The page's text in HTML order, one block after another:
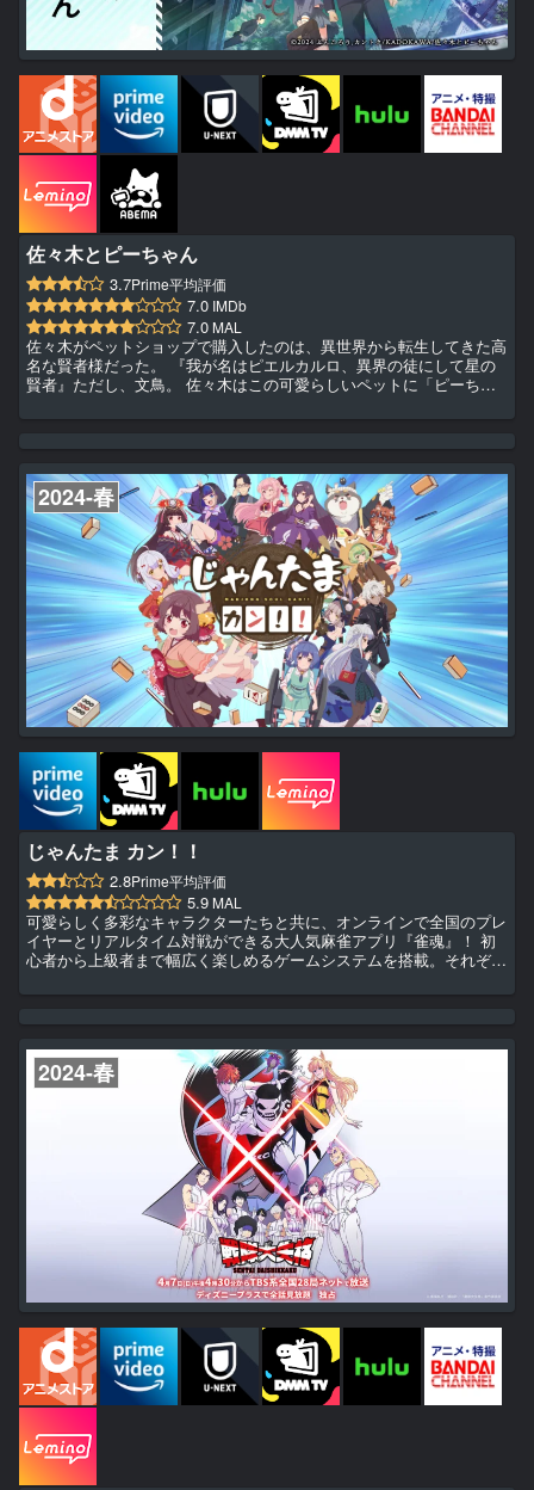
佐々木とピーちゃん
3.7Prime平均評価
7.0 IMDb
7.0 MAL
佐々木がペットショップで購入したのは、異世界から転生してきた高
名な賢者様だった。 『我が名はピエルカルロ、異界の徒にして星の
賢者』ただし、文鳥。 佐々木はこの可愛らしいペットに「ピーちゃ
のは、異世界に渡る機会と魔法の力。 会社から帰宅したのなら、二
だり、ピーちゃんから魔法の訓練と受けたり、美味しいものを食べた
り。...
2024-春
じゃんたま カン！！
2.8Prime平均評価
5.9 MAL
可愛らしく多彩なキャラクターたちと共に、オンラインで全国のプレ
イヤーとリアルタイム対戦ができる大人気麻雀アプリ『雀魂』！ 初
心者から上級者まで幅広く楽しめるゲームシステムを搭載。それぞれ
しく麻雀をプレイできます。 そんな『雀魂』のキャラクターたち
の抗争に巻き込まれたり！？ 一飜市のみならず、今度はもーっと新
た...
2024-春